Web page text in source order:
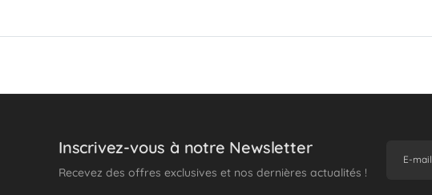
Inscrivez-vous à notre Newsletter
Recevez des offres exclusives et nos dernières actualités !